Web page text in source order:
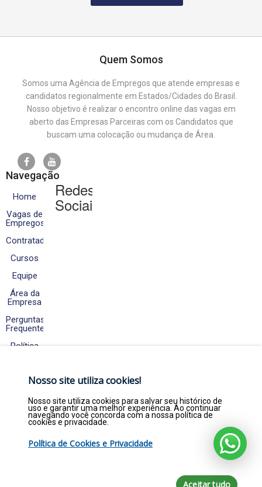
Quem Somos
Somos uma Agência de Empregos que atende empresas e
candidatos regionalmente em Estados/Cidades do Brasil.
Nosso objetivo é realizar o encontro online das vagas em
aberto das Empresas Parceiras com os Candidatos que
buscam uma colocação ou mudança de Área.
Navegação
Home
Vagas de
Empregos
Contratados
Cursos
Equipe
Área da
Empresa
Perguntas
Frequentes
Política
Privacidade
Fale
Conosco
Redes
Sociais
Copyright © 2026. Empregar Já Estágios e
Efetivos LTDA - CNPJ 22.369.844/0001-47 - Todos
direitos reservados por empregarja.com
Nosso site utiliza cookies!
Nosso site utiliza cookies para salvar seu histórico de
uso e garantir uma melhor experiência. Ao continuar
navegando você concorda com a nossa política de
cookies e privacidade.
Política de Cookies e Privacidade
Aceitar tudo